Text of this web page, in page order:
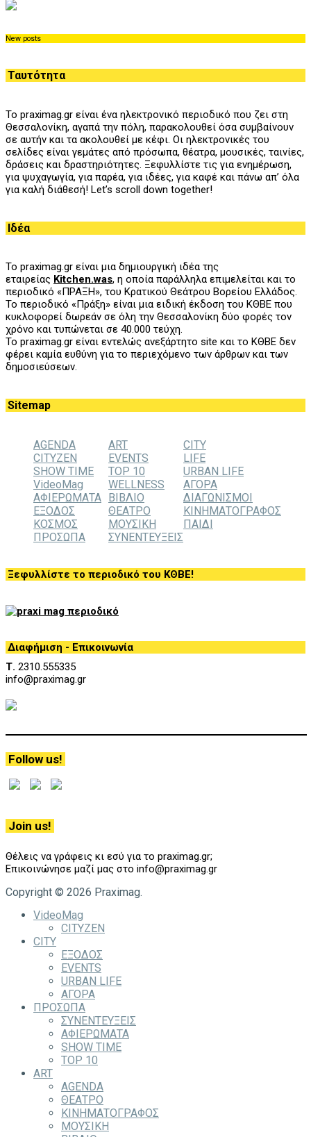
New posts
Ταυτότητα
Το praximag.gr είναι ένα ηλεκτρονικό περιοδικό που ζει στη
Θεσσαλονίκη, αγαπά την πόλη, παρακολουθεί όσα συμβαίνουν
σε αυτήν και τα ακολουθεί με κέφι. Οι ηλεκτρονικές του
σελίδες είναι γεμάτες από πρόσωπα, θέατρα, μουσικές, ταινίες,
δράσεις και δραστηριότητες. Ξεφυλλίστε τις για ενημέρωση,
για ψυχαγωγία, για παρέα, για ιδέες, για καφέ και πάνω απ’ όλα
για καλή διάθεσή! Let’s scroll down together!
Ιδέα
Το praximag.gr είναι μια δημιουργική ιδέα της
εταιρείας Kitchen.was, η οποία παράλληλα επιμελείται και το
περιοδικό «ΠΡΑΞΗ», του Kρατικού Θεάτρου Βορείου Ελλάδος.
Το περιοδικό «Πράξη» είναι μια ειδική έκδοση του ΚΘΒΕ που
κυκλοφορεί δωρεάν σε όλη την Θεσσαλονίκη δύο φορές τον
χρόνο και τυπώνεται σε 40.000 τεύχη.
Το praximag.gr είναι εντελώς ανεξάρτητο site και το ΚΘΒΕ δεν
φέρει καμία ευθύνη για το περιεχόμενο των άρθρων και των
δημοσιεύσεων.
Sitemap
AGENDA ART
CITY
CITYZEN
EVENTS
LIFE
SHOW TIME
TOP 10
URBAN LIFE
VideoMag
WELLNESS
ΑΓΟΡΑ
ΑΦΙΕΡΩΜΑΤΑ ΒΙΒΛΙΟ
ΔΙΑΓΩΝΙΣΜΟΙ
ΕΞΟΔΟΣ
ΘΕΑΤΡΟ
ΚΙΝΗΜΑΤΟΓΡΑΦΟΣ
ΚΟΣΜΟΣ
ΜΟΥΣΙΚΗ
ΠΑΙΔΙ
ΠΡΟΣΩΠΑ
ΣΥΝΕΝΤΕΥΞΕΙΣ
Ξεφυλλίστε το περιοδικό του ΚΘΒΕ!
Διαφήμιση - Επικοινωνία
Τ. 2310.555335
info@praximag.gr
Follow us!
Join us!
Θέλεις να γράφεις κι εσύ για το praximag.gr;
Επικοινώνησε μαζί μας στο info@praximag.gr
Copyright © 2026 Praximag.
VideoMag
CITYZEN
CITY
ΕΞΟΔΟΣ
EVENTS
URBAN LIFE
ΑΓΟΡΑ
ΠΡΟΣΩΠΑ
ΣΥΝΕΝΤΕΥΞΕΙΣ
ΑΦΙΕΡΩΜΑΤΑ
SHOW TIME
TOP 10
ART
AGENDA
ΘΕΑΤΡΟ
ΚΙΝΗΜΑΤΟΓΡΑΦΟΣ
ΜΟΥΣΙΚΗ